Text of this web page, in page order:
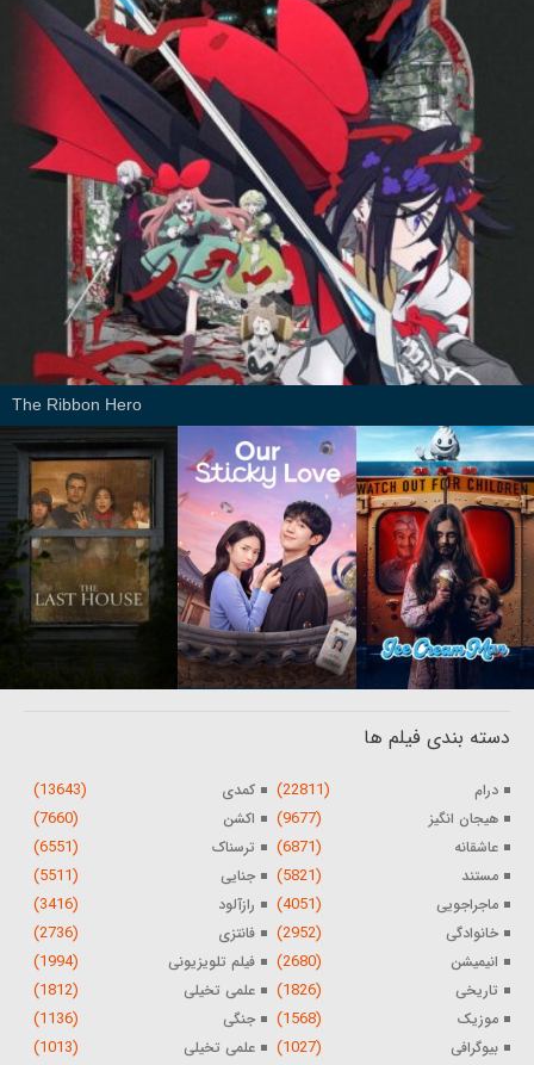
The Ribbon Hero
دسته بندی فیلم ها
درام (22811) کمدی (13643)
هیجان انگیز (9677) اکشن (7660)
عاشقانه (6871) ترسناک (6551)
مستند (5821) جنایی (5511)
ماجراجویی (4051) رازآلود (3416)
خانوادگی (2952) فانتزی (2736)
انیمیشن (2680) فیلم تلویزیونی (1994)
تاریخی (1826) علمی تخیلی (1812)
موزیک (1568) جنگی (1136)
بیوگرافی (1027) علمی تخیلی
(1013)